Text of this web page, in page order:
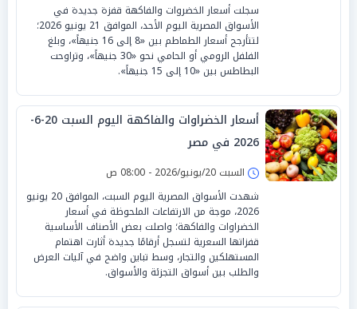
سجلت أسعار الخضروات والفاكهة قفزة جديدة في
الأسواق المصرية اليوم الأحد، الموافق 21 يونيو 2026؛
لتتأرجح أسعار الطماطم بين «8 إلى 16 جنيهاً»، وبلغ
الفلفل الرومي أو الحامي نحو «30 جنيهاً»، وتراوحت
البطاطس بين «10 إلى 15 جنيهاً».
أسعار الخضراوات والفاكهة اليوم السبت 20-6-
2026 في مصر
السبت 20/يونيو/2026 - 08:00 ص
شهدت الأسواق المصرية اليوم السبت، الموافق 20 يونيو
2026، موجة من الارتفاعات الملحوظة في أسعار
الخضراوات والفاكهة؛ واصلت بعض الأصناف الأساسية
قفزاتها السعرية لتسجل أرقامًا جديدة أثارت اهتمام
المستهلكين والتجار، وسط تباين واضح في آليات العرض
والطلب بين أسواق التجزئة والأسواق.